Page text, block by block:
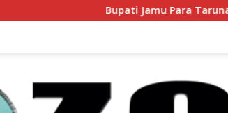
Bupati Jamu Para Taruna Akmil di Rujab